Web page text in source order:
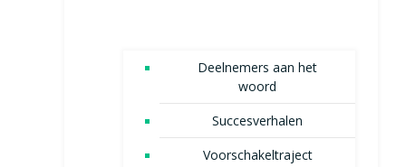
Deelnemers aan het
woord
Succesverhalen
Voorschakeltraject